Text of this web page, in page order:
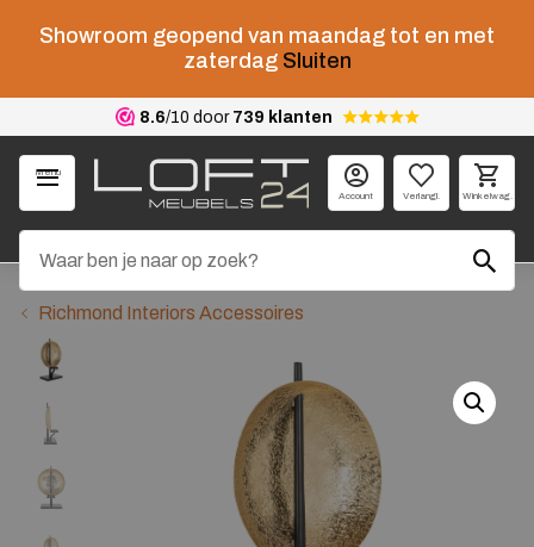
Showroom geopend van maandag tot en met
zaterdag Sluiten
8.6/10 door 739 klanten
Menu
Account Verlangl. Winkelwag.
Richmond Interiors Accessoires